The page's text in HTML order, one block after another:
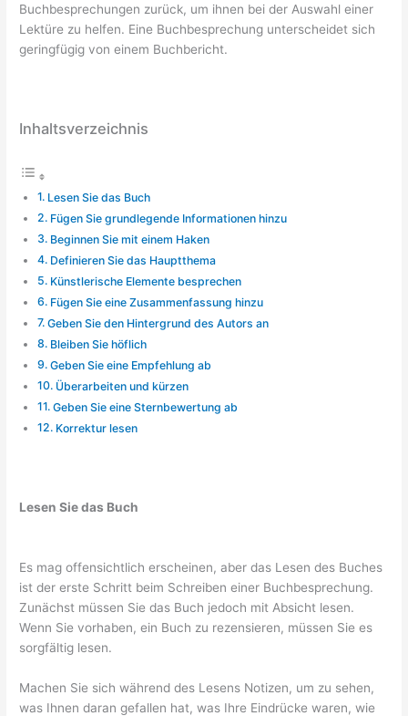
Buchbesprechungen zurück, um ihnen bei der Auswahl einer
Lektüre zu helfen. Eine Buchbesprechung unterscheidet sich
geringfügig von einem Buchbericht.
Inhaltsverzeichnis
Lesen Sie das Buch
Fügen Sie grundlegende Informationen hinzu
Beginnen Sie mit einem Haken
Definieren Sie das Hauptthema
Künstlerische Elemente besprechen
Fügen Sie eine Zusammenfassung hinzu
Geben Sie den Hintergrund des Autors an
Bleiben Sie höflich
Geben Sie eine Empfehlung ab
Überarbeiten und kürzen
Geben Sie eine Sternbewertung ab
Korrektur lesen
Lesen Sie das Buch
Es mag offensichtlich erscheinen, aber das Lesen des Buches
ist der erste Schritt beim Schreiben einer Buchbesprechung.
Zunächst müssen Sie das Buch jedoch mit Absicht lesen.
Wenn Sie vorhaben, ein Buch zu rezensieren, müssen Sie es
sorgfältig lesen.
Machen Sie sich während des Lesens Notizen, um zu sehen,
was Ihnen daran gefallen hat, was Ihre Eindrücke waren, wie